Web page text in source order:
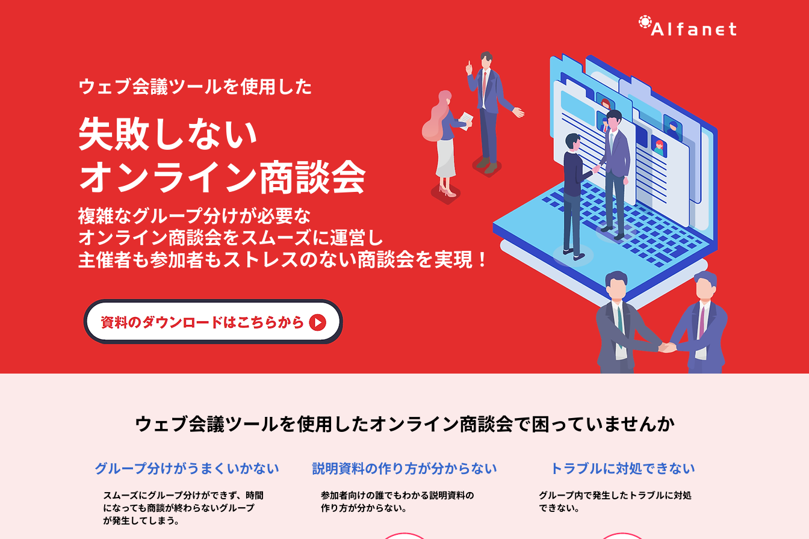
ウェブ会議ツールを使用した
失敗しない
オンライン商談会
複雑なグループ分けが必要な
オンライン商談会をスムーズに運営し
主催者も参加者もストレスのない商談会を実現！
ウェブ会議ツールを使用したオンライン商談会で困っていませんか
グループ分けがうまくいかない
スムーズにグループ分けができず、時間
になっても商談が終わらないグループ
が発生してしまう。
説明資料の作り方が分からない
参加者向けの誰でもわかる説明資料の
作り方が分からない。
トラブルに対処できない
グループ内で発生したトラブルに対処
できない。